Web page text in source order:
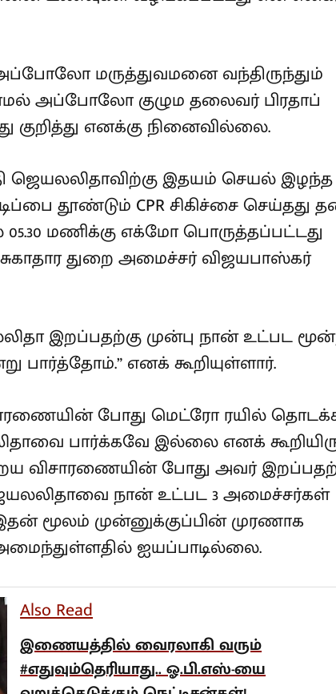
ஜெயலலிதா கூறியதாக சசிகலா
தெரிவிக்கவில்லை. சிகிச்சையின்
என்னென்ன உணவுகள் வழங்கப்பட்டது
அப்போலோ மருத்துவமனை வந்திருந்தும்
அப்போலோ குழும தலைவர் பிரதாப்
குறித்து எனக்கு நினைவில்லை.
ஜெயலலிதாவிற்கு இதயம் செயல் இழந்த
தூண்டும் CPR சிகிச்சை செய்தது
அப்போதைய சுகாதார துறை
இறப்பதற்கு முன்பு நான் உட்பட
சென்று பார்த்தோம்.” எனக் கூறியுள்ளார்.
போது மெட்ரோ ரயில்
ஜெயலலிதாவை பார்க்கவே இல்லை
இன்றைய விசாரணையின்
டிசம்பர் 5ம் தேதி ஜெயலலிதாவை
கூறியுள்ளார். இதன் மூலம்
வாக்குமூலம்